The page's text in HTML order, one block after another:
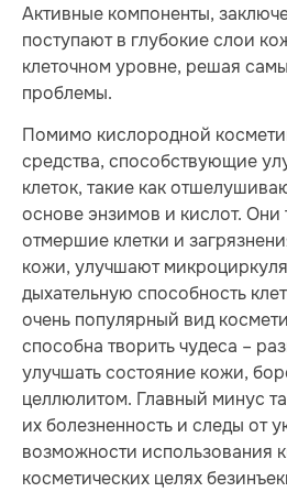
Активные компоненты,
поступают в глубокие слои
клеточном уровне, решая
проблемы.
Помимо кислородной
средства, способствующие
клеток, такие как
основе энзимов и кислот. Они
отмершие клетки и
кожи, улучшают
дыхательную способность
очень популярный вид
способна творить чудеса –
улучшать состояние кожи,
целлюлитом. Глав­ный минус
их болезненность и следы от
возможности использования
косметических целях